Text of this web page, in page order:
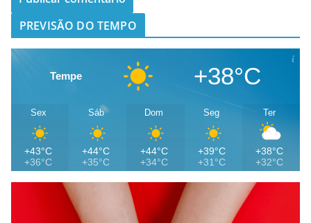
PREVISÃO DO TEMPO
Tempe +38°C
Sex
+43°C
+36°C
Sáb
+44°C
+35°C
Dom
+44°C
+34°C
Seg
+39°C
+31°C
Ter
+38°C
+32°C